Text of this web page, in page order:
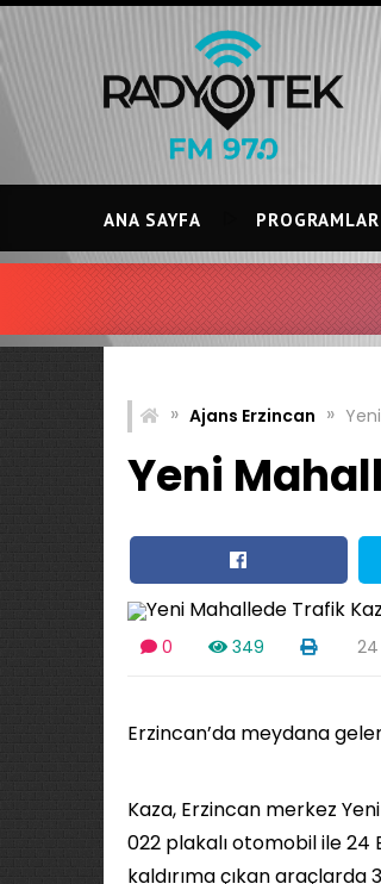
Skip
to
content
ANA SAYFA PROGRAMLAR
» Ajans Erzincan »
Yeni
0 349
Erzincan’da meydana
Kaza, Erzincan merkez
022 plakalı otomobil ile 24
kaldırıma çıkan